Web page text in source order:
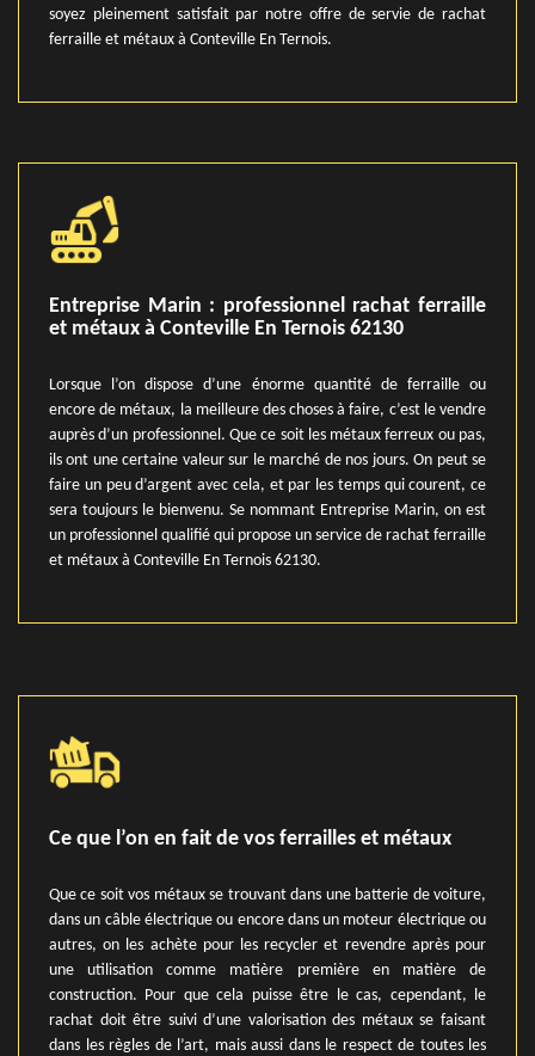
soyez pleinement satisfait par notre offre de servie de rachat
ferraille et métaux à Conteville En Ternois.
Entreprise Marin : professionnel rachat ferraille
et métaux à Conteville En Ternois 62130
Lorsque l’on dispose d’une énorme quantité de ferraille ou
encore de métaux, la meilleure des choses à faire, c’est le vendre
auprès d’un professionnel. Que ce soit les métaux ferreux ou pas,
ils ont une certaine valeur sur le marché de nos jours. On peut se
faire un peu d’argent avec cela, et par les temps qui courent, ce
sera toujours le bienvenu. Se nommant Entreprise Marin, on est
un professionnel qualifié qui propose un service de rachat ferraille
et métaux à Conteville En Ternois 62130.
Ce que l’on en fait de vos ferrailles et métaux
Que ce soit vos métaux se trouvant dans une batterie de voiture,
dans un câble électrique ou encore dans un moteur électrique ou
autres, on les achète pour les recycler et revendre après pour
une utilisation comme matière première en matière de
construction. Pour que cela puisse être le cas, cependant, le
rachat doit être suivi d’une valorisation des métaux se faisant
dans les règles de l’art, mais aussi dans le respect de toutes les